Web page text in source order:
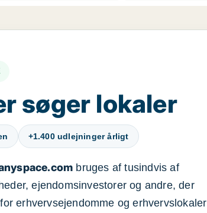
søger lokaler
+1.400 udlejninger årligt
bruges af tusindvis af
ejendomsinvestorer og andre, der
erhvervsejendomme og erhvervslokaler